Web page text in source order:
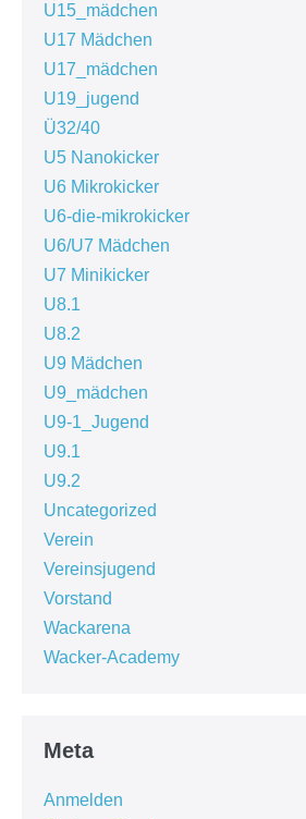
U15_mädchen
U17 Mädchen
U17_mädchen
U19_jugend
Ü32/40
U5 Nanokicker
U6 Mikrokicker
U6-die-mikrokicker
U6/U7 Mädchen
U7 Minikicker
U8.1
U8.2
U9 Mädchen
U9_mädchen
U9-1_Jugend
U9.1
U9.2
Uncategorized
Verein
Vereinsjugend
Vorstand
Wackarena
Wacker-Academy
Meta
Anmelden